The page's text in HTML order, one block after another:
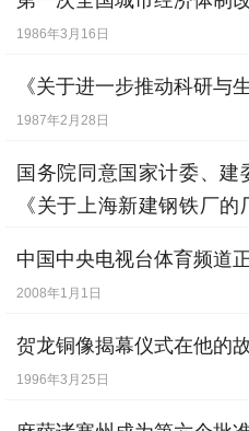
1986年3月16日
《关于进一步推动科研与
1987年2月28日
国务院同意国家计委、
《关于上海新建钢铁厂
1978年3月11日
中国中央电视台体育频道
2008年1月1日
贺龙铜像揭幕仪式在他的
1996年3月25日